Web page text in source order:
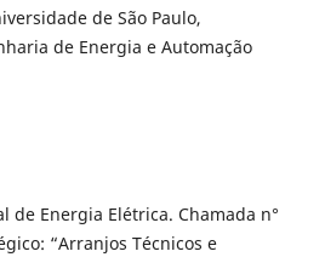
de São Paulo,
de Energia e Automação
de Energia Elétrica. Chamada n°
“Arranjos Técnicos e